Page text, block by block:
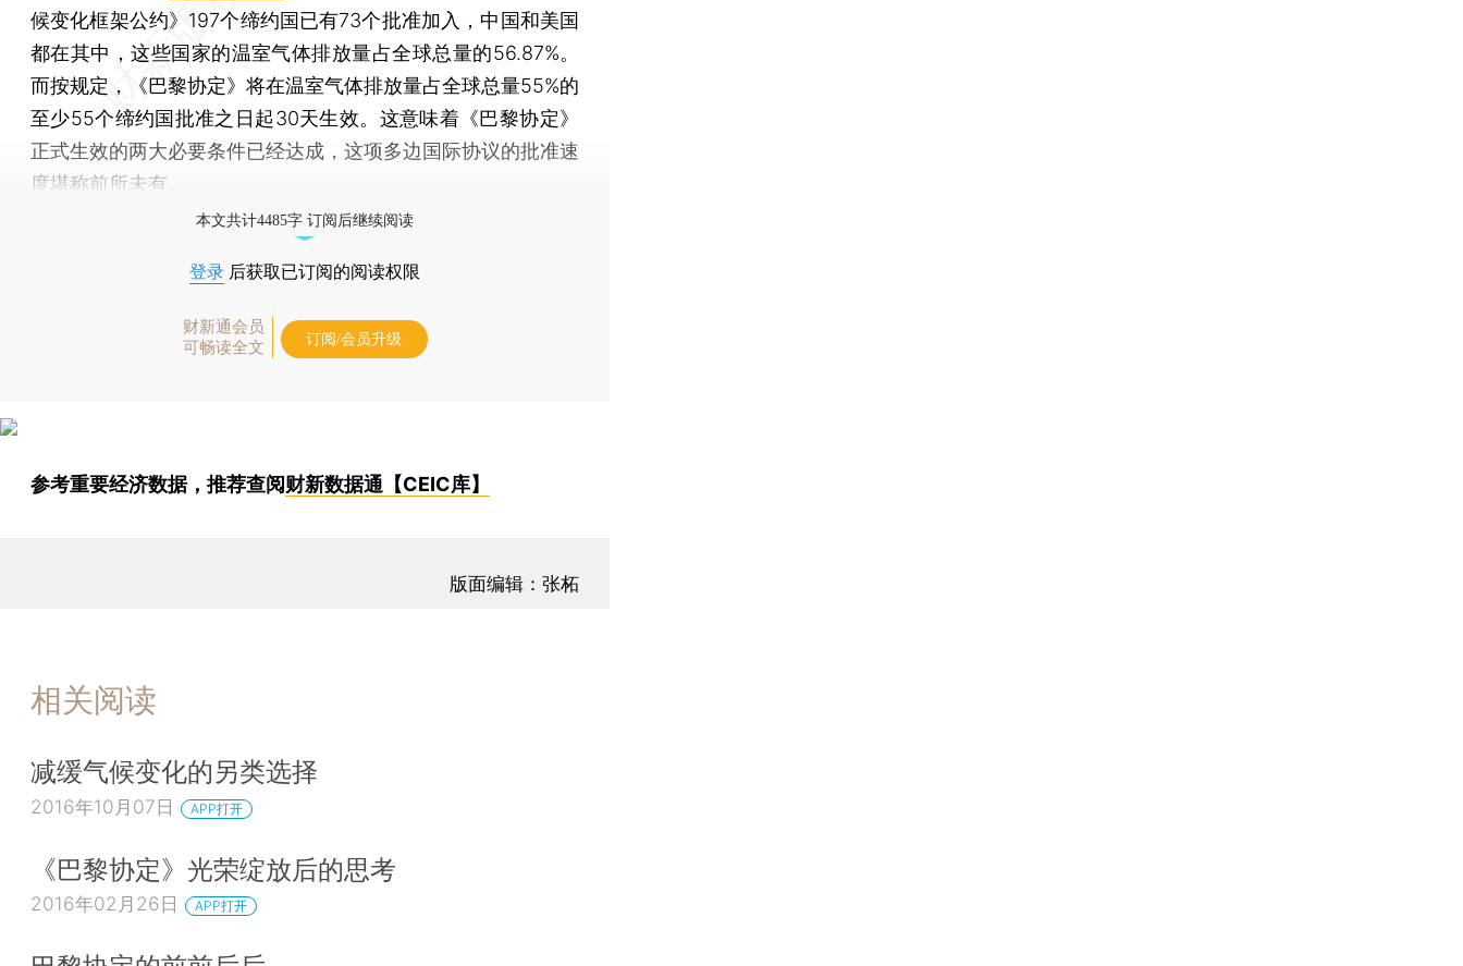
候变化框架公约》197个缔约国已有73个批准加入，中国和美国
都在其中，这些国家的温室气体排放量占全球总量的56.87%。
而按规定，《巴黎协定》将在温室气体排放量占全球总量55%的
至少55个缔约国批准之日起30天生效。这意味着《巴黎协定》
正式生效的两大必要条件已经达成，这项多边国际协议的批准速
度堪称前所未有。
本文共计4485字 订阅后继续阅读
登录 后获取已订阅的阅读权限
财新通会员
可畅读全文
订阅/会员升级
参考重要经济数据，推荐查阅财新数据通【CEIC库】
版面编辑：张柘
相关阅读
减缓气候变化的另类选择
2016年10月07日 APP打开
《巴黎协定》光荣绽放后的思考
2016年02月26日 APP打开